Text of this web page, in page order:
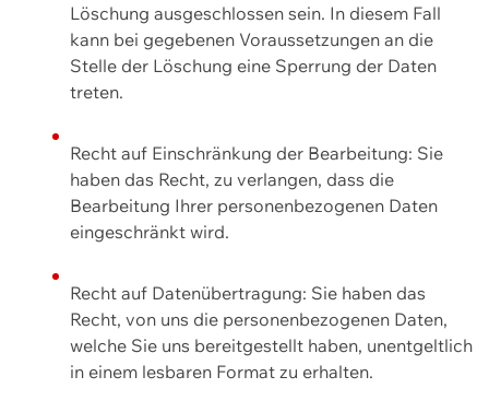
Löschung ausgeschlossen sein. In diesem Fall
kann bei gegebenen Voraussetzungen an die
Stelle der Löschung eine Sperrung der Daten
treten.
Recht auf Einschränkung der Bearbeitung: Sie
haben das Recht, zu verlangen, dass die
Bearbeitung Ihrer personenbezogenen Daten
eingeschränkt wird.
Recht auf Datenübertragung: Sie haben das
Recht, von uns die personenbezogenen Daten,
welche Sie uns bereitgestellt haben, unentgeltlich
in einem lesbaren Format zu erhalten.